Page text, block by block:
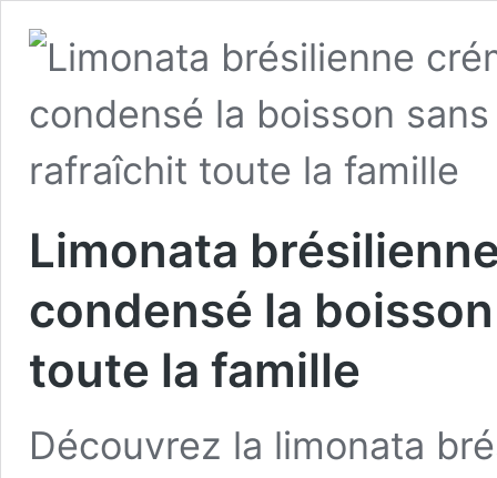
Limonata
condensé la
toute la famille
Découvrez la limonata